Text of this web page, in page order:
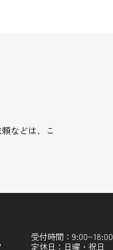
などは、こ
受付時間：9:00~18:00
定休日：日曜・祝日